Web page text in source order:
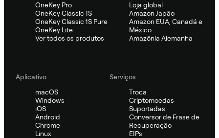
OneKey Pro
OneKey Classic 1S
OneKey Classic 1S Pure
OneKey Lite
Ver todos os produtos
Loja global
Amazon Japão
Amazon EUA, Canadá e
México
Amazônia Alemanha
Aplicativo
macOS
Windows
iOS
Android
Chrome
Linux
Serviços
Troca
Criptomoedas
Suportadas
Conversor de Frase de
Recuperação
EIPs